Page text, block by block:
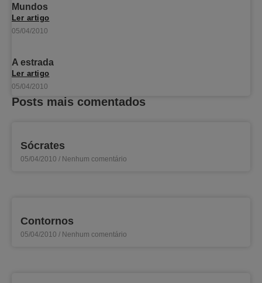
Mundos
Ler artigo
05/04/2010
A estrada
Ler artigo
05/04/2010
Posts mais comentados
Sócrates
05/04/2010 Nenhum comentário
Contornos
05/04/2010 Nenhum comentário